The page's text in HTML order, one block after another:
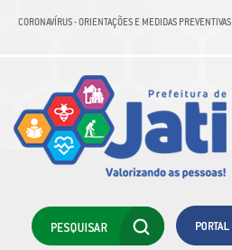
CORONAVÍRUS - ORIENTAÇÕES E MEDIDAS PREVENTIVAS